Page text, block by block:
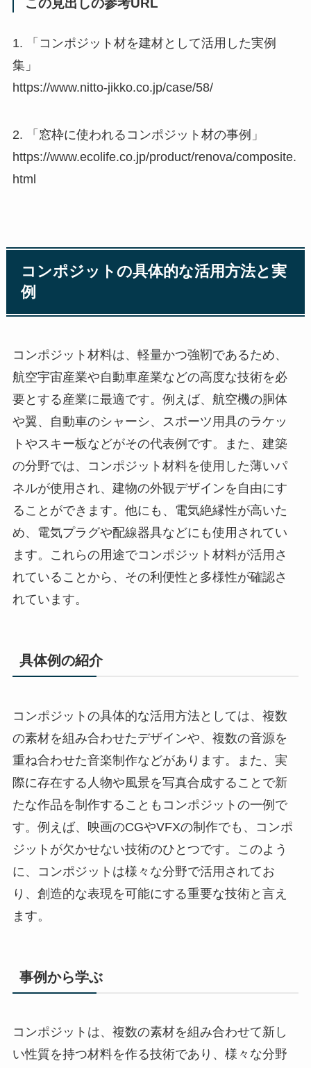
この見出しの参考URL
1. 「コンポジット材を建材として活用した実例
集」
https://www.nitto-jikko.co.jp/case/58/
2. 「窓枠に使われるコンポジット材の事例」
https://www.ecolife.co.jp/product/renova/composite.
html
コンポジットの具体的な活用方法と実
例
コンポジット材料は、軽量かつ強靭であるため、
航空宇宙産業や自動車産業などの高度な技術を必
要とする産業に最適です。例えば、航空機の胴体
や翼、自動車のシャーシ、スポーツ用具のラケッ
トやスキー板などがその代表例です。また、建築
の分野では、コンポジット材料を使用した薄いパ
ネルが使用され、建物の外観デザインを自由にす
ることができます。他にも、電気絶縁性が高いた
め、電気プラグや配線器具などにも使用されてい
ます。これらの用途でコンポジット材料が活用さ
れていることから、その利便性と多様性が確認さ
れています。
具体例の紹介
コンポジットの具体的な活用方法としては、複数
の素材を組み合わせたデザインや、複数の音源を
重ね合わせた音楽制作などがあります。また、実
際に存在する人物や風景を写真合成することで新
たな作品を制作することもコンポジットの一例で
す。例えば、映画のCGやVFXの制作でも、コンポ
ジットが欠かせない技術のひとつです。このよう
に、コンポジットは様々な分野で活用されてお
り、創造的な表現を可能にする重要な技術と言え
ます。
事例から学ぶ
コンポジットは、複数の素材を組み合わせて新し
い性質を持つ材料を作る技術であり、様々な分野